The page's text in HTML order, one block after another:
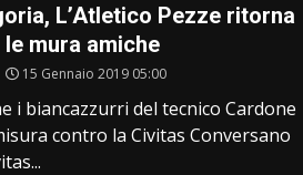
L’Atletico Pezze ritorna
mura amiche
15 Gennaio 2019 05:00
i biancazzurri del tecnico Cardone
contro la Civitas Conversano